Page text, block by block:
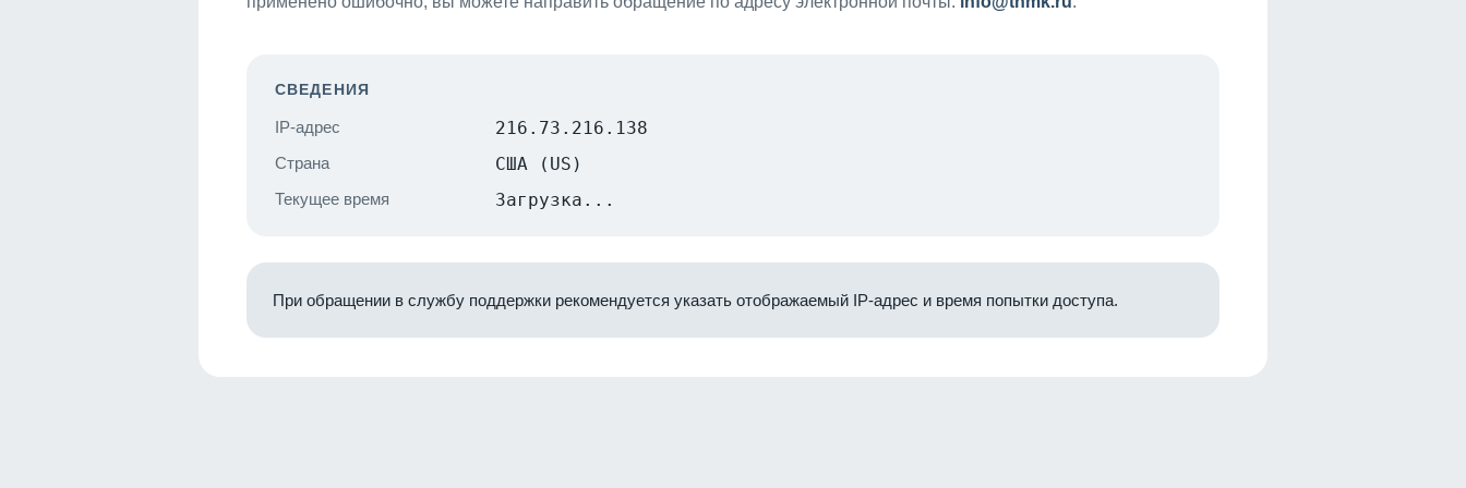
СВЕДЕНИЯ
IP-адрес 216.73.216.138
Страна США (US)
Текущее время Загрузка...
При обращении в службу поддержки рекомендуется указать отображаемый IP-адрес и время попытки доступа.